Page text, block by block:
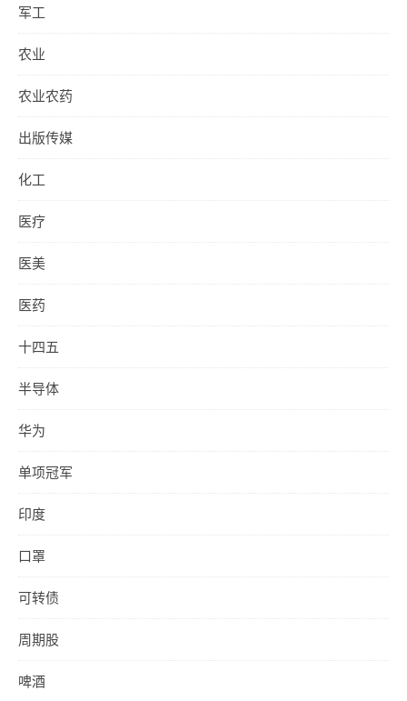
军工
农业
农业农药
出版传媒
化工
医疗
医美
医药
十四五
半导体
华为
单项冠军
印度
口罩
可转债
周期股
啤酒